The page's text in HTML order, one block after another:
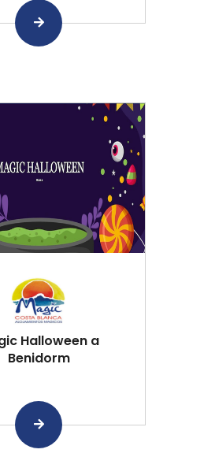
Halloween a
Benidorm